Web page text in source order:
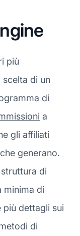
più
di un
di
a
gli affiliati
generano.
di
minima di
più dettagli sui
di